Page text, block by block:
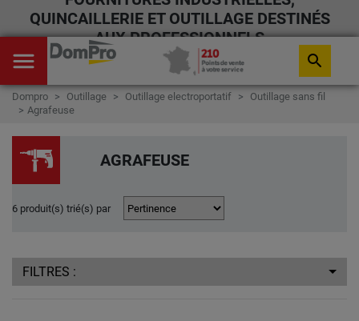
QUINCAILLERIE ET OUTILLAGE DESTINÉS
AUX PROFESSIONNELS
menu search
Dompro Outillage Outillage electroportatif
Outillage sans fil
Agrafeuse
AGRAFEUSE
6 produit(s) trié(s) par
FILTRES :